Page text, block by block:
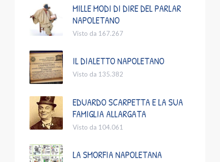
MILLE MODI DI DIRE DEL PARLAR
NAPOLETANO
Visto da 167.267
IL DIALETTO NAPOLETANO
Visto da 135.382
EDUARDO SCARPETTA E LA SUA
FAMIGLIA ALLARGATA
Visto da 104.061
LA SMORFIA NAPOLETANA